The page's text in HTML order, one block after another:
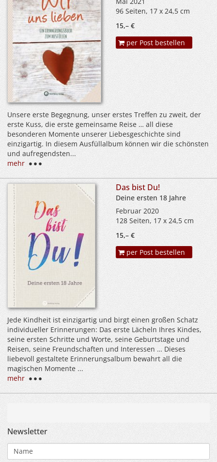
96 Seiten, 17 x 24,5 cm
15,– €
per Post bestellen
Unsere erste Begegnung, unser erstes Treffen zu zweit, der
erste Kuss, die erste gemeinsame Reise … all diese
besonderen Momente unserer Liebesgeschichte sind
einzigartig. In diesem Ausfüllalbum können wir die schönsten
und aufregendsten...
mehr
Das bist Du!
Deine ersten 18 Jahre
Februar 2020
128 Seiten, 17 x 24,5 cm
15,– €
per Post bestellen
Jede Kindheit ist einzigartig und birgt einen großen Schatz
individueller Erinnerungen: Das erste Lächeln Ihres Kindes,
seine ersten Schritte und Worte, seine Geburtstage und
Reisen, seine Freundschaften und Interessen … Dieses
liebevoll gestaltete Erinnerungsalbum bewahrt all die
magischen Momente ...
mehr
Newsletter